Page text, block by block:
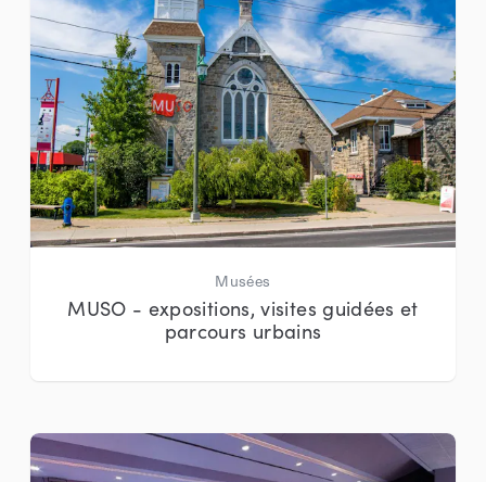
Musées
MUSO - expositions, visites guidées et
parcours urbains